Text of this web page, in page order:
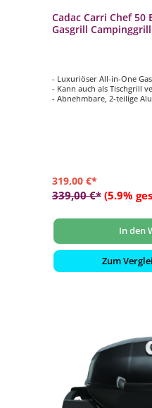
Cadac Carri Chef 50
Gasgrill Campinggrill
- Luxuriöser All-in-One
- Kann auch als Tischgrill
- Abnehmbare, 2-teilige
319,00 €*
339,00 €* (5.9%
In den
Zum